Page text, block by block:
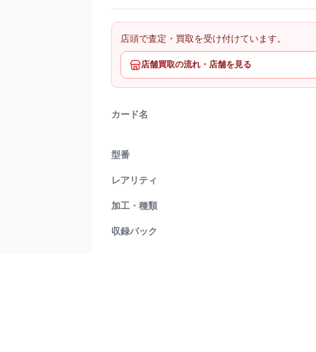
店頭で査定・買取を受け付けています。
店舗買取の流れ・店舗を見る
カード名
型番
レアリティ
加工・種類
収録パック